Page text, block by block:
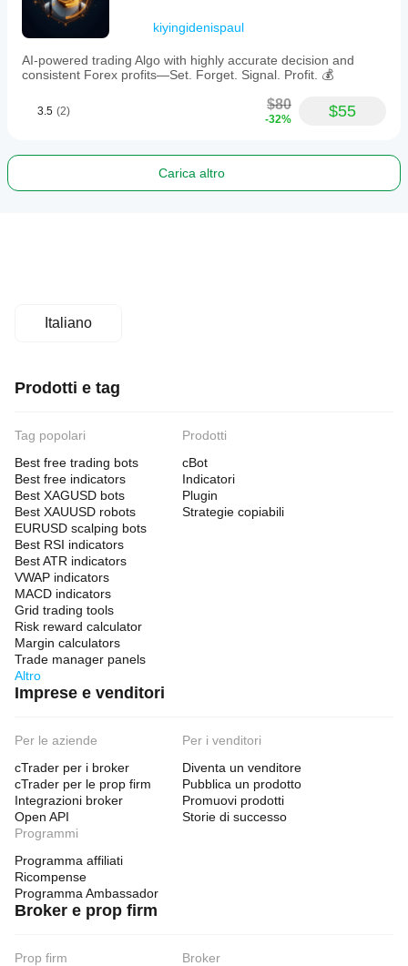
kiyingidenispaul
AI-powered trading Algo with highly accurate decision and
consistent Forex profits—Set. Forget. Signal. Profit. 💰
3.5 (2) $80
-32% $55
Carica altro
Italiano
Prodotti e tag
Tag popolari
Best free trading bots
Best free indicators
Best XAGUSD bots
Best XAUUSD robots
EURUSD scalping bots
Best RSI indicators
Best ATR indicators
VWAP indicators
MACD indicators
Grid trading tools
Risk reward calculator
Margin calculators
Trade manager panels
Altro
Prodotti
cBot
Indicatori
Plugin
Strategie copiabili
Imprese e venditori
Per le aziende
cTrader per i broker
cTrader per le prop firm
Integrazioni broker
Open API
Per i venditori
Diventa un venditore
Pubblica un prodotto
Promuovi prodotti
Storie di successo
Programmi
Programma affiliati
Ricompense
Programma Ambassador
Broker e prop firm
Prop firm
Broker